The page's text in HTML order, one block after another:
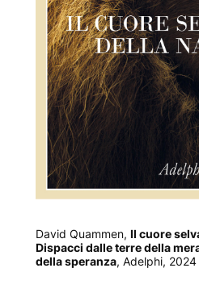
David Quammen, Il cuore
Dispacci dalle terre della
della speranza, Adelphi, 2024